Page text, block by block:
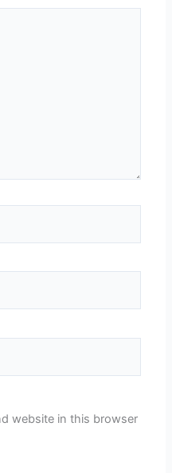
website in this browser